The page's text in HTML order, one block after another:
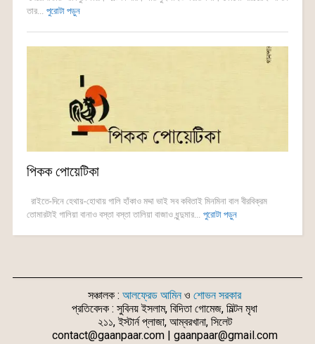
তার... পুরোটা পড়ুন
পিকক পোয়েটিকা
রাইতে-দিনে হেথায়-হোথায় গালি হাঁকাও মদ্দা ভাই সব কবিতাই মিনমিনা বাল বীরবিক্রম
তোমারটাই গালিয়া বানাও বস্তা বস্তা তালিয়া বাজাও ধুন্দুমার... পুরোটা পড়ুন
সঞ্চালক : আলফ্রেড আমিনও শোভন সরকার
প্রতিবেদক : সুবিনয় ইসলাম, বিদিতা গোমেজ, মিল্টন মৃধা
২১১, ইস্টার্ন প্লাজা, আম্বরখানা, সিলেট
contact@gaanpaar.com | gaanpaar@gmail.com